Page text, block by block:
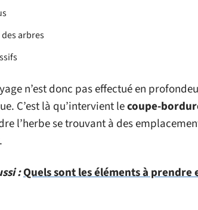
arbres
n’est donc pas effectué en
C’est là qu’intervient lecoupe-
l’herbe se trouvant à des
:Quels sont les éléments à